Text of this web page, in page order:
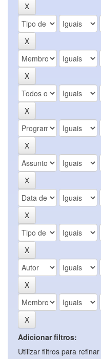
Adicionar filtros:
Utilizar filtros para